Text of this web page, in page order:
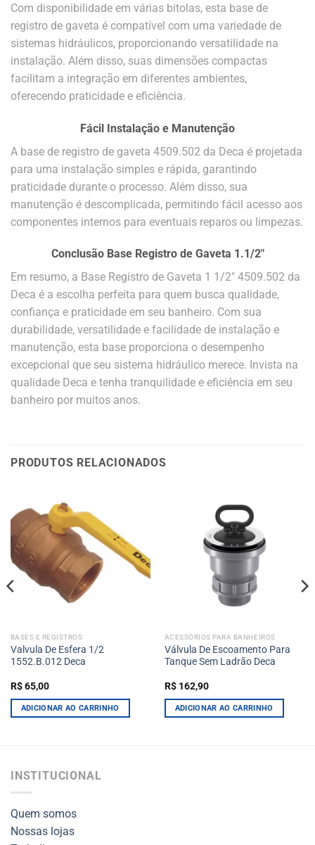
Com disponibilidade em várias bitolas, esta base de
registro de gaveta é compatível com uma variedade de
sistemas hidráulicos, proporcionando versatilidade na
instalação. Além disso, suas dimensões compactas
facilitam a integração em diferentes ambientes,
oferecendo praticidade e eficiência.
Fácil Instalação e Manutenção
A base de registro de gaveta 4509.502 da Deca é projetada
para uma instalação simples e rápida, garantindo
praticidade durante o processo. Além disso, sua
manutenção é descomplicada, permitindo fácil acesso aos
componentes internos para eventuais reparos ou limpezas.
Conclusão Base Registro de Gaveta 1.1/2″
Em resumo, a Base Registro de Gaveta 1 1/2″ 4509.502 da
Deca é a escolha perfeita para quem busca qualidade,
confiança e praticidade em seu banheiro. Com sua
durabilidade, versatilidade e facilidade de instalação e
manutenção, esta base proporciona o desempenho
excepcional que seu sistema hidráulico merece. Invista na
qualidade Deca e tenha tranquilidade e eficiência em seu
banheiro por muitos anos.
PRODUTOS RELACIONADOS
BASES E REGISTROS
Valvula De Esfera 1/2
1552.B.012 Deca
R$65,00
ADICIONAR AO CARRINHO
ACESSÓRIOS PARA BANHEIROS
Válvula De Escoamento Para
Tanque Sem Ladrão Deca
R$162,90
ADICIONAR AO CARRINHO
INSTITUCIONAL
Quem somos
Nossas lojas